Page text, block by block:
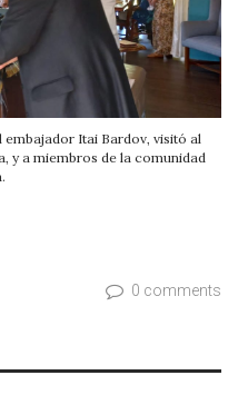
Itai Bardov, visitó al
y a miembros de la comunidad
0 comments